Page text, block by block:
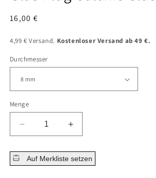
Normaler
16,00 €
4,99 € Versand. Kostenloser Versand ab 49 €.
Durchmesser
Menge
Menge
für
Glas
Plug
Menge
für
Glas
Plug
Auf Merkliste setzen